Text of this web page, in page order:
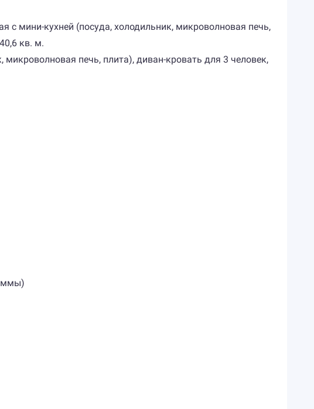
с мини-кухней (посуда, холодильник, микроволновая печь,
кв. м.
печь, плита), диван-кровать для 3 человек,